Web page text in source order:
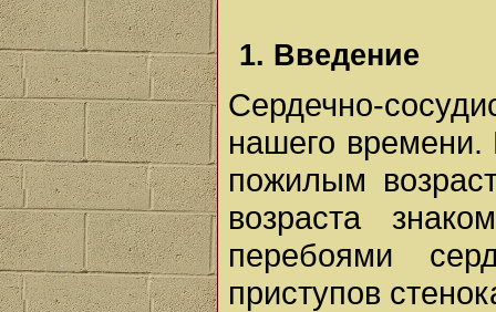
1. Введение
Сердечно-
нашего
пожилым
возраста
перебоями
приступов